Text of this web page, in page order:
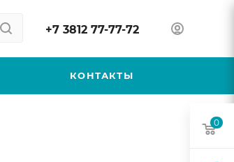
+7 3812 77-77-72
КОНТАКТЫ
0